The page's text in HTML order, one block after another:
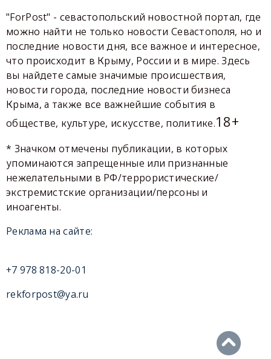
"ForPost" - севастопольский новостной портал, где
можно найти не только новости Севастополя, но и
последние новости дня, все важное и интересное,
что происходит в Крыму, России и в мире. Здесь
вы найдете самые значимые происшествия,
новости города, последние новости бизнеса
Крыма, а также все важнейшие события в
обществе, культуре, искусстве, политике.18+
* Значком отмечены публикации, в которых
упоминаются запрещенные или признанные
нежелательными в РФ/террористические/
экстремистские организации/персоны и
иноагенты.
Реклама на сайте:
+7 978 818-20-01
rekforpost@ya.ru